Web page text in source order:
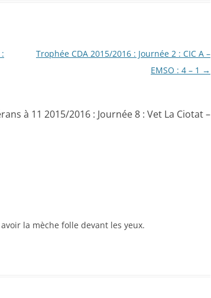
Trophée CDA 2015/2016 : Journée 2 : CIC A –
EMSO : 4 – 1 →
à 11 2015/2016 : Journée 8 : Vet La Ciotat –
la mèche folle devant les yeux.